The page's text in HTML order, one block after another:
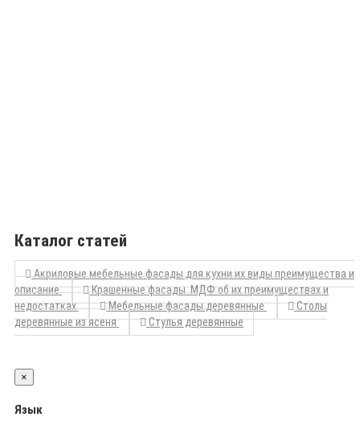
Каталог статей
Акриловые мебельные фасады для кухни их виды преимущества и
описание
Крашенные фасады МДФ об их преимуществах и
недостатках
Мебельные фасады деревянные
Столы
деревянные из ясеня
Стулья деревянные
×
Язык